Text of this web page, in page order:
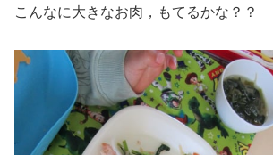
こんなに大きなお肉，もてるかな？？